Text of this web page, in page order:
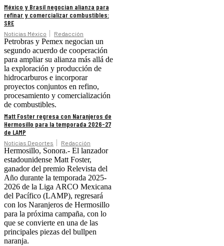
México y Brasil negocian alianza para
refinar y comercializar combustibles:
SRE
Noticias México Redacción
Petrobras y Pemex negocian un
segundo acuerdo de cooperación
para ampliar su alianza más allá de
la exploración y producción de
hidrocarburos e incorporar
proyectos conjuntos en refino,
procesamiento y comercialización
de combustibles.
Matt Foster regresa con Naranjeros de
Hermosillo para la temporada 2026-27
de LAMP
Noticias Deportes Redacción
Hermosillo, Sonora.- El lanzador
estadounidense Matt Foster,
ganador del premio Relevista del
Año durante la temporada 2025-
2026 de la Liga ARCO Mexicana
del Pacífico (LAMP), regresará
con los Naranjeros de Hermosillo
para la próxima campaña, con lo
que se convierte en una de las
principales piezas del bullpen
naranja.